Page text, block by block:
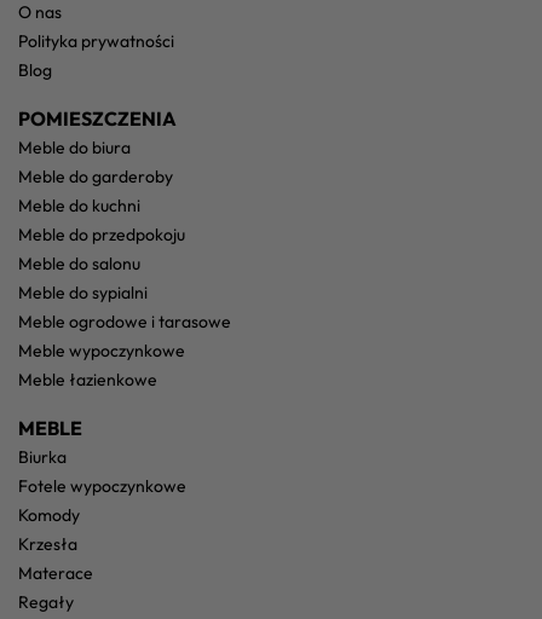
o nas
polityka prywatności
blog
POMIESZCZENIA
meble do biura
meble do garderoby
meble do kuchni
meble do przedpokoju
meble do salonu
meble do sypialni
meble ogrodowe i tarasowe
meble wypoczynkowe
meble łazienkowe
MEBLE
biurka
fotele wypoczynkowe
komody
krzesła
materace
regały